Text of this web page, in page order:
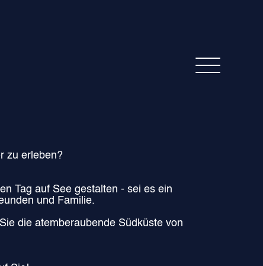
zu erleben?
Tag auf See gestalten - sei es ein
und Familie.
die atemberaubende Südküste von